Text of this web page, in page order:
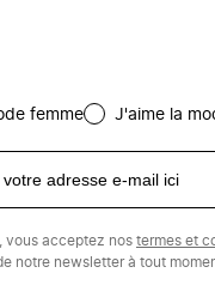
femme J'aime la
vous acceptez nos termes et
notre newsletter à tout